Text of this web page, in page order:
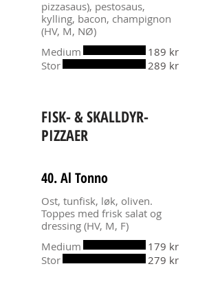
pizzasaus), pestosaus,
kylling, bacon, champignon
(HV, M, NØ)
Medium
189 kr
Stor
289 kr
FISK- & SKALLDYR-
PIZZAER
40. Al Tonno
Ost, tunfisk, løk, oliven.
Toppes med frisk salat og
dressing (HV, M, F)
Medium
179 kr
Stor
279 kr